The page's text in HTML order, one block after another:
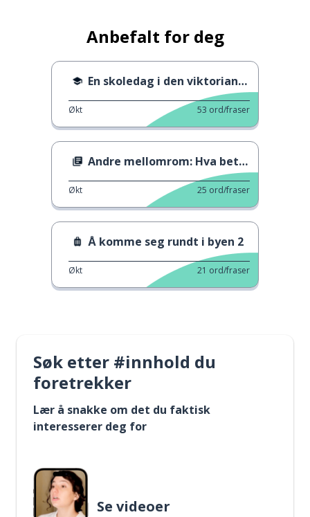
Anbefalt for deg
En skoledag i den viktorianske æra
Økt 53 ord/fraser
Andre mellomrom: Hva betyr det?
Økt 25 ord/fraser
Å komme seg rundt i byen 2
Økt 21 ord/fraser
Søk etter #innhold du
foretrekker
Lær å snakke om det du faktisk
interesserer deg for
Se videoer